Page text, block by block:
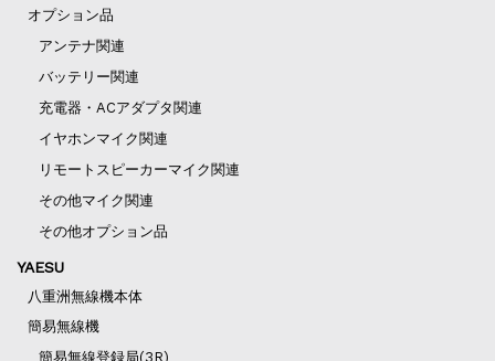
オプション品
アンテナ関連
バッテリー関連
充電器・ACアダプタ関連
イヤホンマイク関連
リモートスピーカーマイク関連
その他マイク関連
その他オプション品
YAESU
八重洲無線機本体
簡易無線機
簡易無線登録局(3R)